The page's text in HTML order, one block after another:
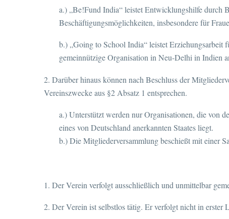
a.) „Be!Fund India“ leistet Entwicklungshilfe durch
Beschäftigungsmöglichkeiten, insbesondere für
b.) „Going to School India“ leistet
gemeinnützige Organisation in Neu-Delhi in Indien
2. Darüber hinaus können nach Beschluss der
Vereinszwecke aus §2 Absatz 1 entsprechen.
a.) Unterstützt werden nur Organisationen, die von
eines von Deutschland anerkannten Staates liegt.
b.) Die Mitgliederversammlung beschießt mit einer
1. Der Verein verfolgt ausschließlich und unmittelbar
2. Der Verein ist selbstlos tätig. Er verfolgt nicht in